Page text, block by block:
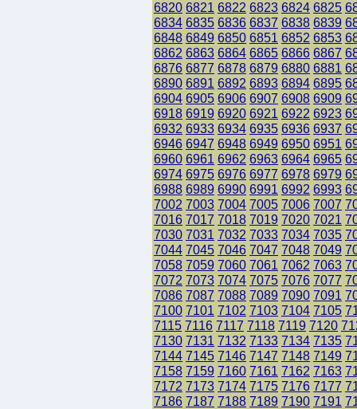
6820 6821 6822 6823 6824 6825
6834 6835 6836 6837 6838 6839
6848 6849 6850 6851 6852 6853
6862 6863 6864 6865 6866 6867
6876 6877 6878 6879 6880 6881
6890 6891 6892 6893 6894 6895
6904 6905 6906 6907 6908 6909
6918 6919 6920 6921 6922 6923
6932 6933 6934 6935 6936 6937
6946 6947 6948 6949 6950 6951
6960 6961 6962 6963 6964 6965
6974 6975 6976 6977 6978 6979
6988 6989 6990 6991 6992 6993
7002 7003 7004 7005 7006 7007
7016 7017 7018 7019 7020 7021
7030 7031 7032 7033 7034 7035
7044 7045 7046 7047 7048 7049
7058 7059 7060 7061 7062 7063
7072 7073 7074 7075 7076 7077
7086 7087 7088 7089 7090 7091
7100 7101 7102 7103 7104 7105
7115 7116 7117 7118 7119 7120
7130 7131 7132 7133 7134 7135
7144 7145 7146 7147 7148 7149
7158 7159 7160 7161 7162 7163
7172 7173 7174 7175 7176 7177
7186 7187 7188 7189 7190 7191